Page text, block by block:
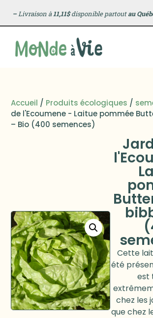
–Livraison à11,11$disponible partoutau
Accueil / Produits écologiques /
de l'Ecoumene - Laitue pommée
– Bio (400 semences)
Cette
été
est
chez les
que chez